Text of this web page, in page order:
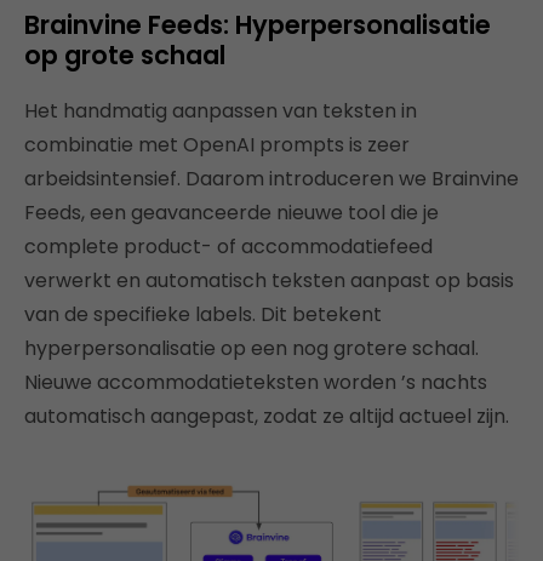
Brainvine Feeds: Hyperpersonalisatie
op grote schaal
Het handmatig aanpassen van teksten in
combinatie met OpenAI prompts is zeer
arbeidsintensief. Daarom introduceren we Brainvine
Feeds, een geavanceerde nieuwe tool die je
complete product- of accommodatiefeed
verwerkt en automatisch teksten aanpast op basis
van de specifieke labels. Dit betekent
hyperpersonalisatie op een nog grotere schaal.
Nieuwe accommodatieteksten worden ’s nachts
automatisch aangepast, zodat ze altijd actueel zijn.